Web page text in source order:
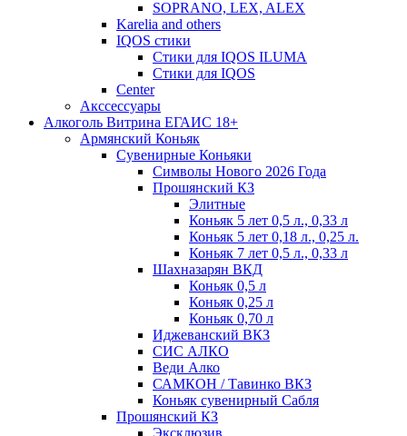
SOPRANO, LEX, ALEX
Karelia and others
IQOS стики
Стики для IQOS ILUMA
Стики для IQOS
Сenter
Акссессуары
Алкоголь Витрина ЕГАИС 18+
Армянский Коньяк
Сувенирные Коньяки
Символы Нового 2026 Года
Прошянский КЗ
Элитные
Коньяк 5 лет 0,5 л., 0,33 л
Коньяк 5 лет 0,18 л., 0,25 л.
Коньяк 7 лет 0,5 л., 0,33 л
Шахназарян ВКД
Коньяк 0,5 л
Коньяк 0,25 л
Коньяк 0,70 л
Иджеванский ВКЗ
СИС АЛКО
Веди Алко
САМКОН / Тавинко ВКЗ
Коньяк сувенирный Сабля
Прошянский КЗ
Эксклюзив